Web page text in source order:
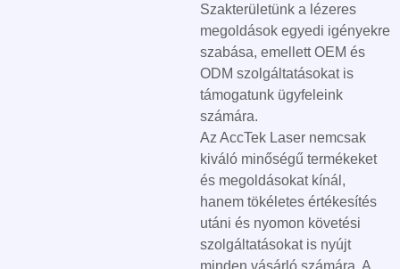
Szakterületünk a lézeres
megoldások egyedi igényekre
szabása, emellett OEM és
ODM szolgáltatásokat is
támogatunk ügyfeleink
számára.
Az AccTek Laser nemcsak
kiváló minőségű termékeket
és megoldásokat kínál,
hanem tökéletes értékesítés
utáni és nyomon követési
szolgáltatásokat is nyújt
minden vásárló számára. A